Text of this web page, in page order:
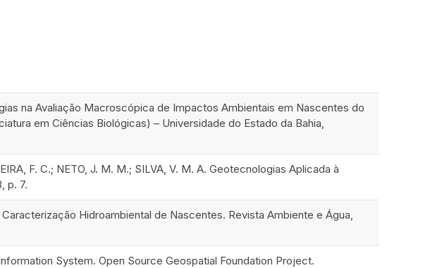
na Avaliação Macroscópica de Impactos Ambientais em Nascentes do
em Ciências Biológicas) – Universidade do Estado da Bahia,
F. C.; NETO, J. M. M.; SILVA, V. M. A. Geotecnologias Aplicada à
p. 7.
Hidroambiental de Nascentes. Revista Ambiente e Água,
System. Open Source Geospatial Foundation Project.